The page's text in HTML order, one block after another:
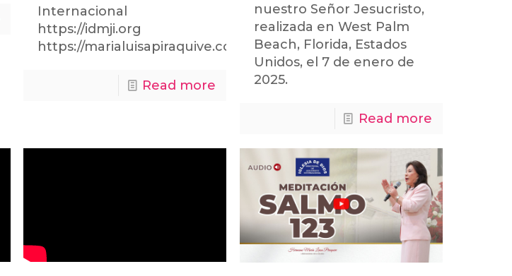
Internacional
https://idmji.org
https://marialuisapiraquive.com
Read more
nuestro Señor Jesucristo,
realizada en West Palm
Beach, Florida, Estados
Unidos, el 7 de enero de
2025.
Read more